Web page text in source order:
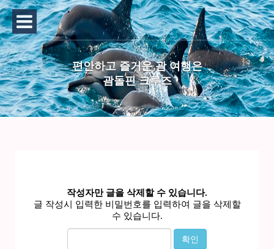
편안하고 즐거운 괌 여행은
괌돌핀 크루즈
작성자만 글을 삭제할 수 있습니다.
글 작성시 입력한 비밀번호를 입력하여 글을 삭제할
수 있습니다.